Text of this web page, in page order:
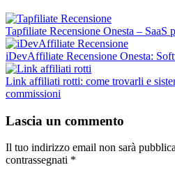
Tapfiliate Recensione Onesta – SaaS
iDevAffiliate Recensione Onesta:
Link affiliati rotti: come trovarli e
commissioni
Lascia un commento
Il tuo indirizzo email non sarà
contrassegnati *